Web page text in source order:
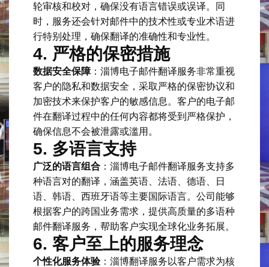
轮审核和校对，确保没有语言错误或误译。同
时，服务还会针对邮件中的技术性或专业术语进
行特别处理，确保翻译的准确性和专业性。
4. 严格的保密措施
数据安全保障：淄博电子邮件翻译服务非常重视
客户的隐私和数据安全，采取严格的保密协议和
加密技术来保护客户的敏感信息。客户的电子邮
件在翻译过程中的任何内容都将受到严格保护，
确保信息不会被泄露或滥用。
5. 多语言支持
广泛的语言组合 ：淄博电子邮件翻译服务支持多
种语言对的翻译，涵盖英语、法语、德语、日
语、韩语、西班牙语等主要国际语言。公司能够
根据客户的跨国业务需求，提供高质量的多语种
邮件翻译服务，帮助客户实现全球化业务拓展。
6. 客户至上的服务理念
个性化服务体验：淄博翻译服务以客户需求为核